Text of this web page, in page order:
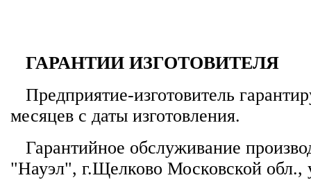
ГАРАНТИИ ИЗГОТОВИТЕЛЯ
Предприятие-изготовитель
месяцев с даты изготовления.
Гарантийное обслуживание
"Науэл", г.Щелково Московской обл.,